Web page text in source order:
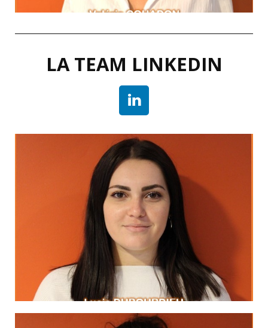
LA TEAM LINKEDIN
MA DEVISE
"Nous sommes nos choix."
Jean Paul Sartre